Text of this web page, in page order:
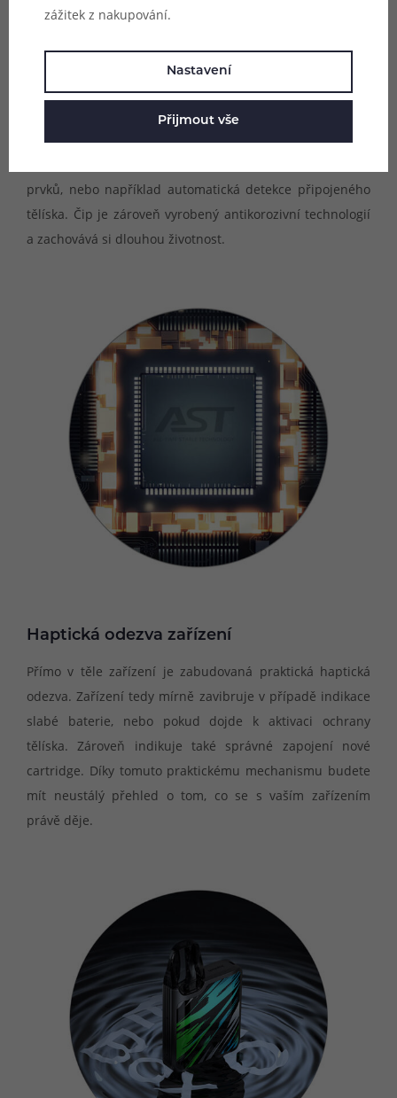
Inovativní AST technologie
Součástí výbavy zařízení je zbrusu nový čip s technologií
AST pro instantní náběh žhavení, perfektní funkčnost a
prvků, nebo například automatická detekce připojeného
tělíska. Čip je zároveň vyrobený antikorozivní technologií
a zachovává si dlouhou životnost.
Haptická odezva zařízení
Přímo v těle zařízení je zabudovaná praktická haptická
odezva. Zařízení tedy mírně zavibruje v případě indikace
slabé baterie, nebo pokud dojde k aktivaci ochrany
tělíska. Zároveň indikuje také správné zapojení nové
cartridge. Díky tomuto praktickému mechanismu budete
mít neustálý přehled o tom, co se s vaším zařízením
právě děje.
zážitek z nakupování.
Nastavení
Přijmout vše